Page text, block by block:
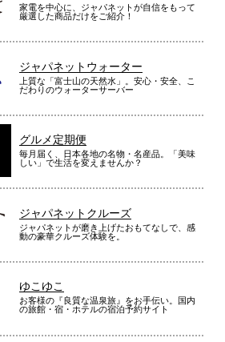
家電を中心に、ジャパネットが自信をもって
厳選した商品だけをご紹介！
ジャパネットウォーター
上質な「富士山の天然水」。安心・安全、こ
だわりのウォーターサーバー
グルメ定期便
毎月届く、日本各地の名物・名産品。「美味
しい」で生活を変えませんか？
ジャパネットクルーズ
ジャパネットが磨き上げたおもてなしで、感
動の豪華クルーズ体験を。
ゆこゆこ
お客様の『良質な温泉旅』をお手伝い。国内
の旅館・宿・ホテルの宿泊予約サイト